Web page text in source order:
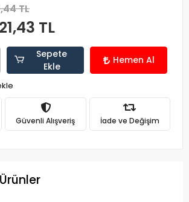
TL
TL
Sepete
Ekle
Hemen Al
Güvenli Alışveriş İade ve Değişim